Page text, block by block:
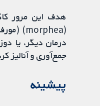
هدف این مرور
جمع‌آوری و آنالیز
پیشینه